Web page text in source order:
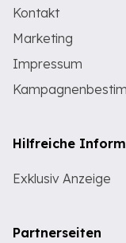
Kontakt
Marketing
Impressum
Hilfreiche
Exklusiv Anzeige
Partnerseiten